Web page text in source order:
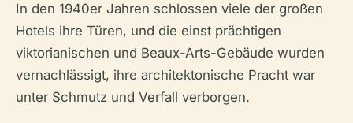
In den 1940er Jahren schlossen viele der großen
Hotels ihre Türen, und die einst prächtigen
viktorianischen und Beaux-Arts-Gebäude wurden
vernachlässigt, ihre architektonische Pracht war
unter Schmutz und Verfall verborgen.